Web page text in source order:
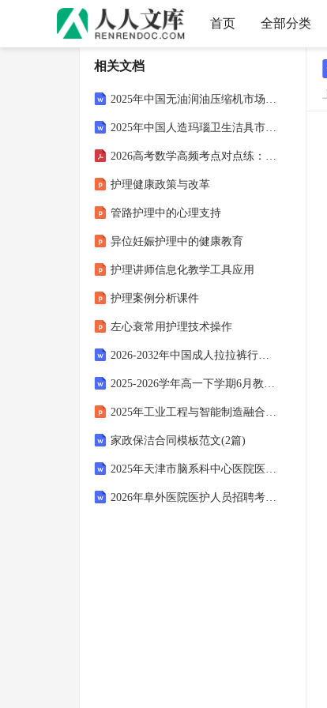
首页 全部分类
相关文档
2025年中国无油润油压缩机市场调查研究报告
2025年中国人造玛瑙卫生洁具市场调查研究报告
2026高考数学高频考点对点练：空间几何体的表面积和体积（学生版）
护理健康政策与改革
管路护理中的心理支持
异位妊娠护理中的健康教育
护理讲师信息化教学工具应用
护理案例分析课件
左心衰常用护理技术操作
2026-2032年中国成人拉拉裤行业市场全景分析及产业需求研判报告
2025-2026学年高一下学期6月教学质量监控数学试题+答案
2025年工业工程与智能制造融合路径
家政保洁合同模板范文(2篇)
2025年天津市脑系科中心医院医护人员招聘考试试题附答案详解
2026年阜外医院医护人员招聘考试备考题库及答案详解